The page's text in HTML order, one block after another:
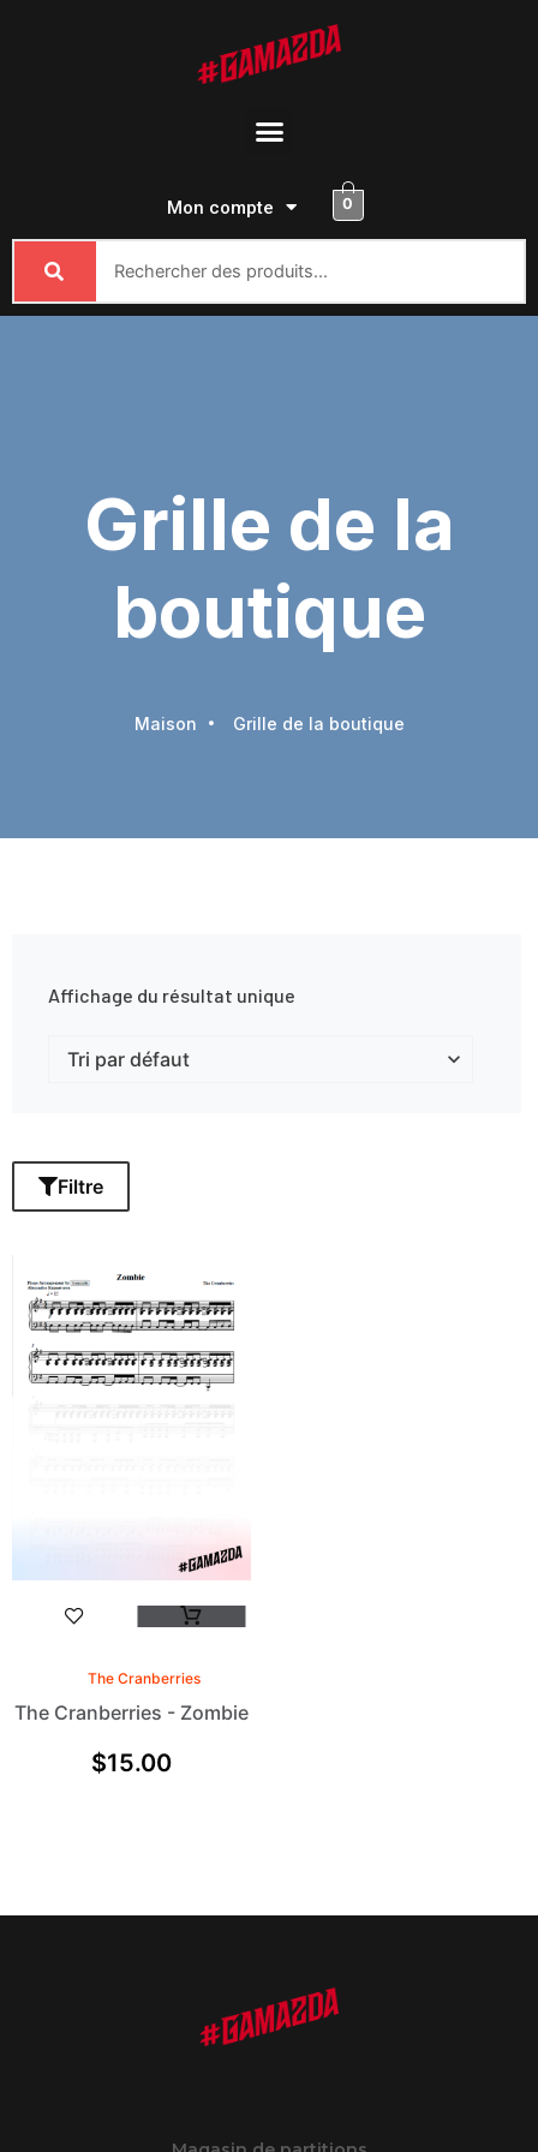
Menu
Mon compte 0
Grille de la
boutique
Maison Grille de la boutique
Affichage du résultat unique
Filtre
The Cranberries
The Cranberries - Zombie
$15.00